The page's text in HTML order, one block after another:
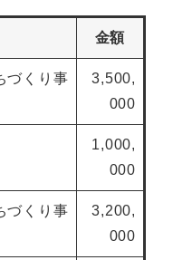
金額
づくり事
3,500,
000
1,000,
000
づくり事
3,200,
000